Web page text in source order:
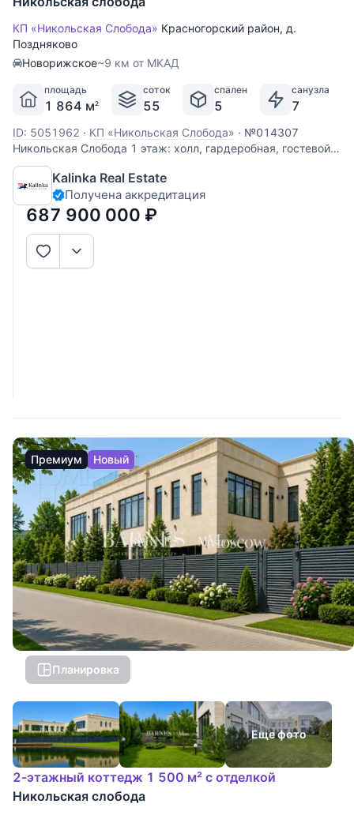
КП «Никольская Слобода» Красногорский район, д.
Поздняково
Новорижское~9 км от МКАД
площадь
1 864 м2
соток
55
спален
5
санузла
7
ID: 5051962 · КП «Никольская Слобода» · №014307
Никольская Слобода 1 этаж: холл, гардеробная, гостевой
с/у, каминный зал, кухня, столовая с выходом на террасу,
кабинет, 2 спальни с гардеробными и с/у, лифт, переход в
зимний сад, спортзал и СПА-зону с бассейном (15x5) 2
этаж: холл с
Kalinka Real Estate
Получена аккредитация
687 900 000 ₽
Премиум Новый
Планировка
Еще фото
2-этажный коттедж 1 500 м² с отделкой
Никольская слобода